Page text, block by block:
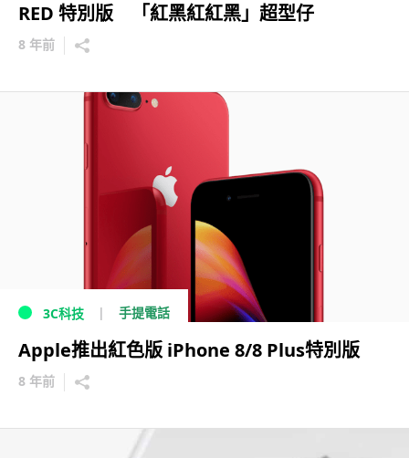
RED 特別版 「紅黑紅紅黑」超型仔
8 年前
3C科技 手提電話
Apple推出紅色版 iPhone 8/8 Plus特別版
8 年前